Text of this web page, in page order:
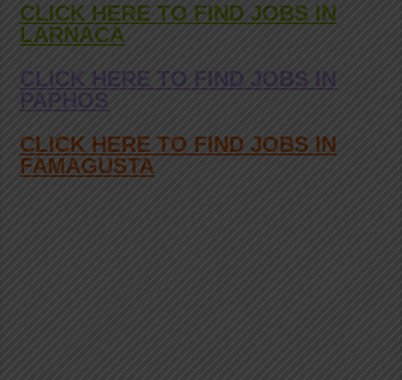
CLICK HERE TO FIND JOBS IN
LARNACA
CLICK HERE TO FIND JOBS IN
PAPHOS
CLICK HERE TO FIND JOBS IN
FAMAGUSTA